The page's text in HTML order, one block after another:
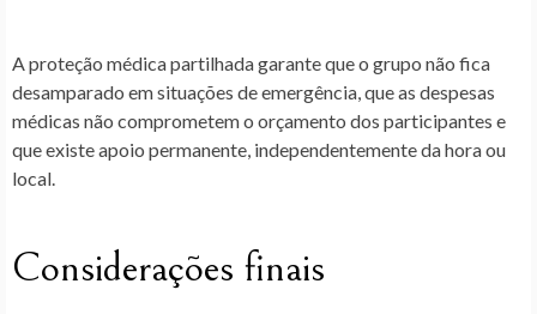
Aproteção médica partilhadagarante que o grupo não fica
desamparado em situações de emergência, que as despesas
médicas não comprometem o orçamento dos participantes e
que existe apoio permanente, independentemente da hora ou
local.
Considerações finais